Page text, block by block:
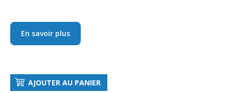
En savoir plus
AJOUTER AU PANIER